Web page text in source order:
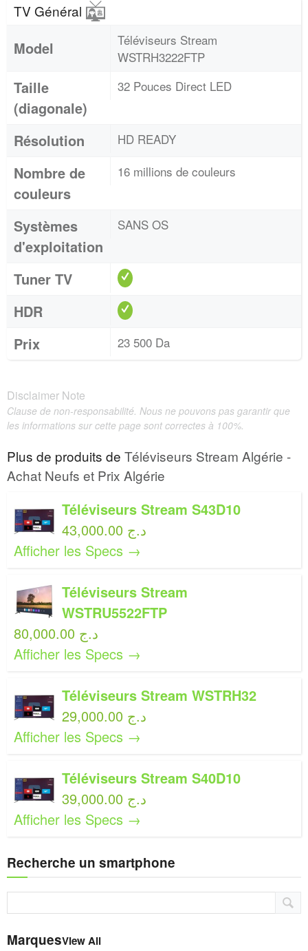
TV Général
Model
Téléviseurs Stream
WSTRH3222FTP
Taille
(diagonale)
32 Pouces Direct LED
Résolution HD READY
Nombre de
couleurs
16 millions de couleurs
Systèmes
d'exploitation
SANS OS
Tuner TV
HDR
Prix
23 500 Da
Disclaimer Note
Clause de non-responsabilité. Nous ne pouvons pas garantir que
les informations sur cette page sont correctes à 100%.
Plus de produits de Téléviseurs Stream Algérie -
Achat Neufs et Prix Algérie
Téléviseurs Stream S43D10
43,000.00 د.ج
Afficher les Specs →
Téléviseurs Stream
WSTRU5522FTP
80,000.00 د.ج
Afficher les Specs →
Téléviseurs Stream WSTRH32
29,000.00 د.ج
Afficher les Specs →
Téléviseurs Stream S40D10
39,000.00 د.ج
Afficher les Specs →
Recherche un smartphone
MarquesView All